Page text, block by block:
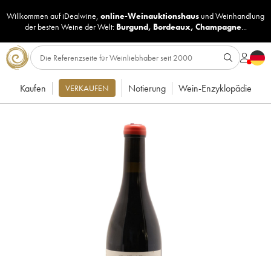
Willkommen auf iDealwine, online-Weinauktionshaus undWeinhandlung
der besten Weine der Welt: Burgund, Bordeaux, Champagne...
Kaufen VERKAUFEN Notierung Wein-Enzyklopädie